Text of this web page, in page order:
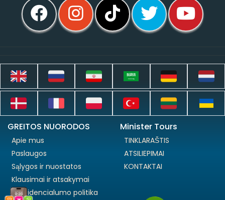
GREITOS NUORODOS
Apie mus
Paslaugos
Sąlygos ir nuostatos
Klausimai ir atsakymai
Konfidencialumo politika
Minister Tours
TINKLARAŠTIS
ATSILIEPIMAI
KONTAKTAI